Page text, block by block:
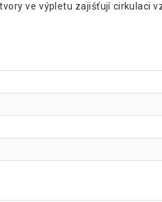
ve výpletu zajišťují cirkulaci